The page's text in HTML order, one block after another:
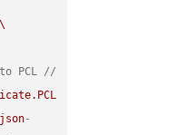
// Converting HTML to PCL
-